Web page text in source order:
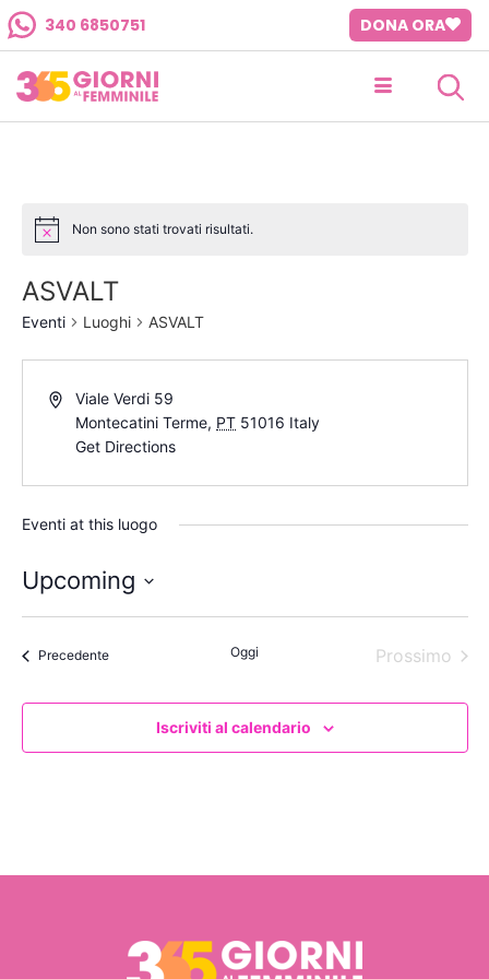
340 6850751 DONA ORA
Non sono stati trovati risultati.
ASVALT
Eventi Luoghi ASVALT
Viale Verdi 59
Montecatini Terme, PT 51016 Italy
Get Directions
Eventi at this luogo
Upcoming
la
PrecedenteEventi Oggi Prossimo
Iscriviti al calendario